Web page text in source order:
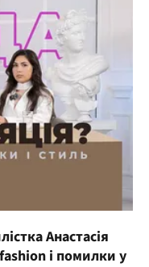
Анастасія
і помилки у